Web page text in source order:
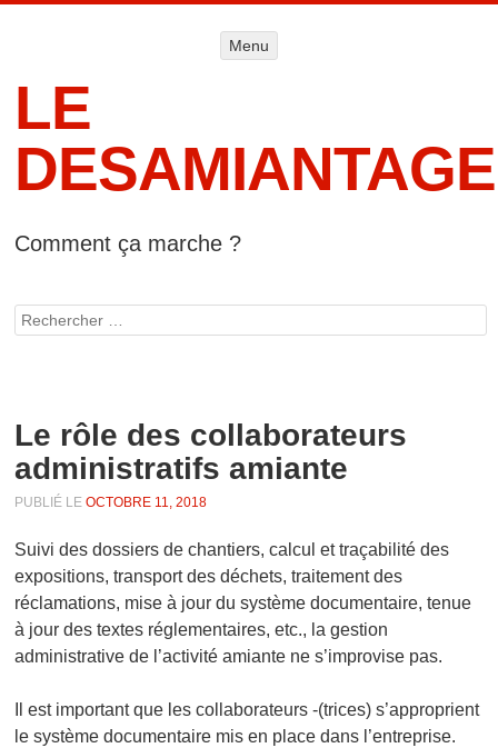
Menu
LE
DESAMIANTAGE
Comment ça marche ?
Rechercher
Le rôle des collaborateurs
administratifs amiante
PUBLIÉ LEOCTOBRE 11, 2018
Suivi des dossiers de chantiers, calcul et traçabilité des
expositions, transport des déchets, traitement des
réclamations, mise à jour du système documentaire, tenue
à jour des textes réglementaires, etc., la gestion
administrative de l’activité amiante ne s’improvise pas.
Il est important que les collaborateurs -(trices) s’approprient
le système documentaire mis en place dans l’entreprise.